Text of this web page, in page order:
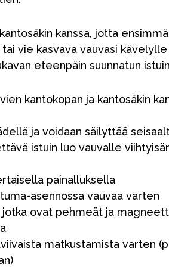
kanssa, jotta
vie kasvava vauvasi kävelylle
eteenpäin suunnatun
kantokopan ja kantosäkin
ja voidaan säilyttää
istuin luo vauvalle
painalluksella
asennossa vauvaa varten
ovat pehmeät ja
matkustamista varten